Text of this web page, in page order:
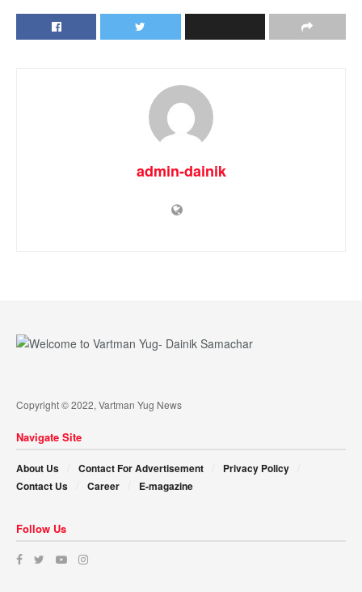
admin-dainik
Copyright © 2022, Vartman Yug News
Navigate Site
About Us Contact For Advertisement
Privacy Policy
Contact Us
Career E-magazine
Follow Us